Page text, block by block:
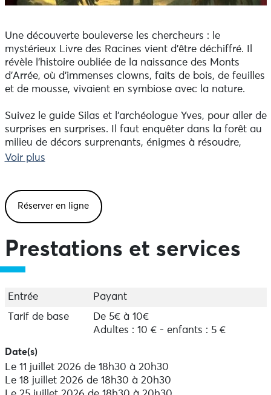
Une découverte bouleverse les chercheurs : le
mystérieux Livre des Racines vient d’être déchiffré. Il
révèle l’histoire oubliée de la naissance des Monts
d’Arrée, où d’immenses clowns, faits de bois, de feuilles
et de mousse, vivaient en symbiose avec la nature.
Suivez le guide Silas et l’archéologue Yves, pour aller de
surprises en surprises. Il faut enquêter dans la forêt au
milieu de décors surprenants, énigmes à résoudre,
signes à interpréter, chaque étape vous rapproche du
Spectacle tout public, à partir de 7 ans. Sur réservation.
Voir plus
Réserver en ligne
Prestations et services
Entrée
Payant
Tarif de base
De 5€ à 10€
Adultes : 10 € - enfants : 5 €
Date(s)
Le 11 juillet 2026 de 18h30 à 20h30
Le 18 juillet 2026 de 18h30 à 20h30